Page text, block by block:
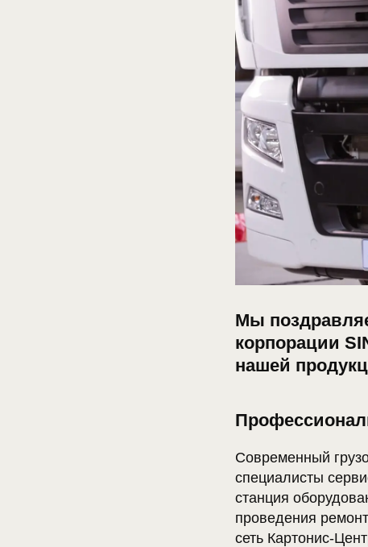
Мы
корпорации
нашей
Современный
специалисты
станция
проведения
сеть Картонис-